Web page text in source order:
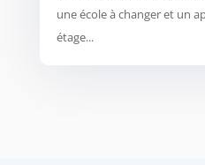
une école à changer et un
étage...